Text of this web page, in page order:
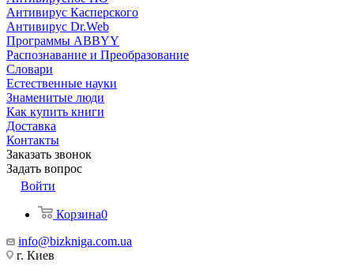
Антивирус Касперского
Антивирус Dr.Web
Программы ABBYY
Распознавание и Преобразование
Словари
Естественные науки
Знаменитые люди
Как купить книги
Доставка
Контакты
Заказать звонок
Задать вопрос
Войти
Корзина0
info@bizkniga.com.ua
г. Киев